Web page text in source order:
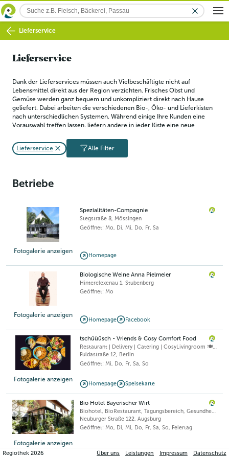
Lieferservice
Lieferservice
Dank der Lieferservices müssen auch Vielbeschäftigte nicht auf
Lebensmittel direkt aus der Region verzichten. Frisches Obst und
Gemüse werden ganz bequem und unkompliziert direkt nach Hause
geliefert. Dabei arbeiten die verschiedenen Bio-, Öko- und Lieferkisten
nach unterschiedlichen Systemen. Während einige Ihre Kunden eine
Vorauswahl treffen lassen, liefern andere in jeder Kiste eine neue
Lieferservices, die hier auf der Regiothek zu finden sind, beziehen ihre
Produkte aus der Region, in der sie auch ausliefern.
Lieferservice Alle Filter
Betriebe
Fotogalerie anzeigen
Spezialitäten-Compagnie
Stegstraße 8, Mössingen
Geöffnet: Mo, Di, Mi, Do, Fr, Sa
Homepage
Fotogalerie anzeigen
Biologische Weine Anna Pielmeier
Hinterelexenau 1, Stubenberg
Geöffnet: Mo
Homepage Facebook
Fotogalerie anzeigen
tschüüüsch - Vriends & Cosy Comfort Food
Restaurant | Delivery | Catering | CosyLivingroom 🍽 Plantbased Döner 🌯Vraps 🥙Vladenbrot 🍟 GoodFries + Dönerbowl 🥗 mit Zatziki 🍛 Cosy CurryBowls + Soups & Salads 🥗 🍮 Mini Desserts 🚀 Delivery: Wolt & UberEats ✨ MagicMenu: preOrder pickUp 💜 Saferspace @ Berlin-Neukölln 🌿 vegan plantpowered futurefood
Fuldastraße 12, Berlin
Geöffnet: Mi, Do, Fr, Sa, So
Homepage Speisekarte
Fotogalerie anzeigen
Bio Hotel Bayerischer Wirt
Biohotel, BioRestaurant, Tagungsbereich, Gesundheitszentrum
Neuburger Straße 122, Augsburg
Geöffnet: Mo, Di, Mi, Do, Fr, Sa, So, Feiertag
Regiothek2026 Über uns Leistungen Impressum Datenschutz